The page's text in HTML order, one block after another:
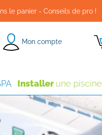
le panier - Conseils de pro !
Mon compte
Installerune piscine